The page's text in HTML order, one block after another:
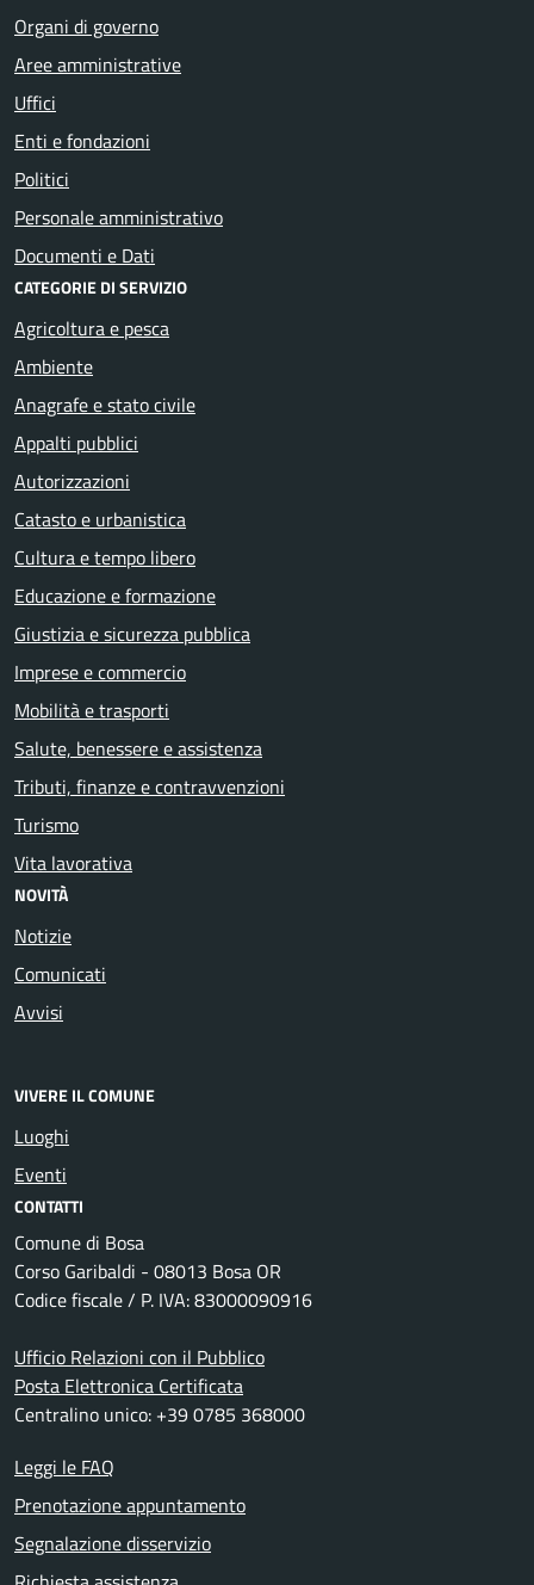
Organi di governo
Aree amministrative
Uffici
Enti e fondazioni
Politici
Personale amministrativo
Documenti e Dati
CATEGORIE DI SERVIZIO
Agricoltura e pesca
Ambiente
Anagrafe e stato civile
Appalti pubblici
Autorizzazioni
Catasto e urbanistica
Cultura e tempo libero
Educazione e formazione
Giustizia e sicurezza pubblica
Imprese e commercio
Mobilità e trasporti
Salute, benessere e assistenza
Tributi, finanze e contravvenzioni
Turismo
Vita lavorativa
NOVITÀ
Notizie
Comunicati
Avvisi
VIVERE IL COMUNE
Luoghi
Eventi
CONTATTI
Comune di Bosa
Corso Garibaldi - 08013 Bosa OR
Codice fiscale / P. IVA: 83000090916
Ufficio Relazioni con il Pubblico
Posta Elettronica Certificata
Centralino unico: +39 0785 368000
Leggi le FAQ
Prenotazione appuntamento
Segnalazione disservizio